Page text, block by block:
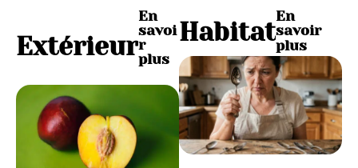
Extérieur
En
savoi
r
plus
Habitat
En
savoir
plus